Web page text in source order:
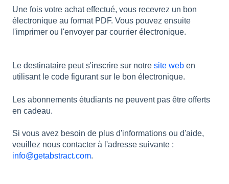
Une fois votre achat effectué, vous recevrez un bon
électronique au format PDF. Vous pouvez ensuite
l'imprimer ou l'envoyer par courrier électronique.
Le destinataire peut s'inscrire sur notre site web en
utilisant le code figurant sur le bon électronique.
Les abonnements étudiants ne peuvent pas être offerts
en cadeau.
Si vous avez besoin de plus d'informations ou d'aide,
veuillez nous contacter à l'adresse suivante :
info@getabstract.com.